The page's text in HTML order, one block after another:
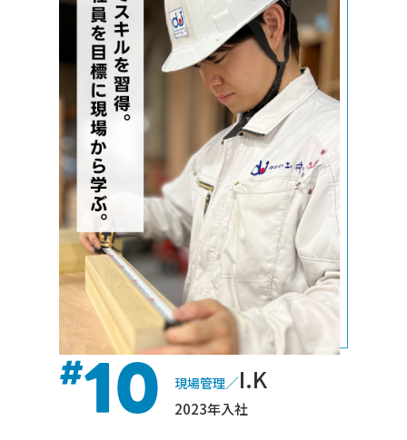
#10 現場管理／I.K
2023年入社